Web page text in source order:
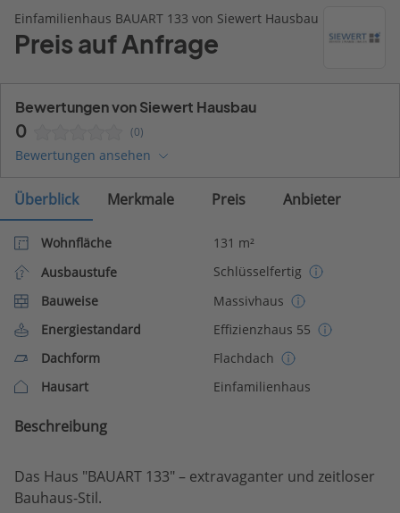
Einfamilienhaus BAUART 133 von Siewert Hausbau
Preis auf Anfrage
Bewertungen von Siewert Hausbau
0 (0)
Bewertungen ansehen
Überblick Merkmale Preis Anbieter
Wohnfläche
131 m²
Ausbaustufe
Schlüsselfertig
Bauweise
Massivhaus
Energiestandard
Effizienzhaus 55
Dachform
Flachdach
Hausart
Einfamilienhaus
Beschreibung
Das Haus "BAUART 133" – extravaganter und zeitloser
Bauhaus-Stil.